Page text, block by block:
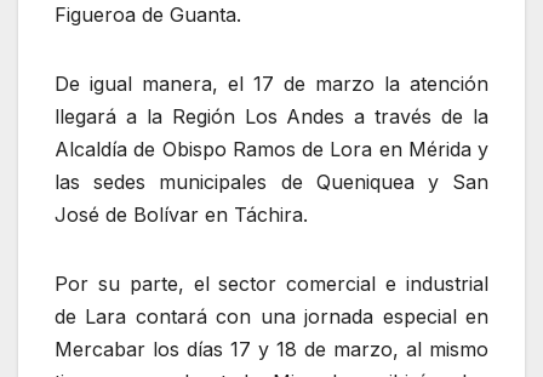
Figueroa de Guanta.
De igual manera, el 17 de marzo la atención
llegará a la Región Los Andes a través de la
Alcaldía de Obispo Ramos de Lora en Mérida y
las sedes municipales de Queniquea y San
José de Bolívar en Táchira.
Por su parte, el sector comercial e industrial
de Lara contará con una jornada especial en
Mercabar los días 17 y 18 de marzo, al mismo